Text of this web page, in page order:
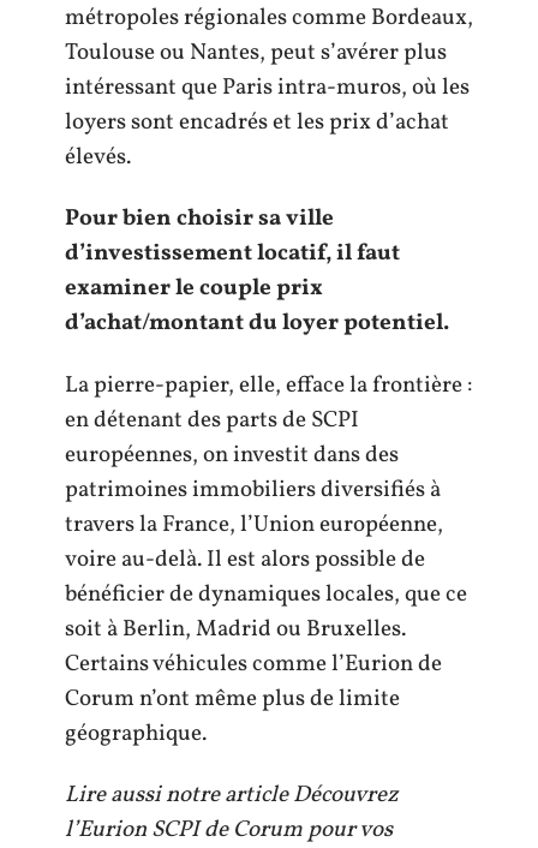
métropoles régionales comme Bordeaux,
Toulouse ou Nantes, peut s’avérer plus
intéressant que Paris intra-muros, où les
loyers sont encadrés et les prix d’achat
élevés.
Pour bien choisir sa ville
d’investissement locatif, il faut
examiner le couple prix
d’achat/montant du loyer potentiel.
La pierre-papier, elle, efface la frontière :
en détenant des parts de SCPI
européennes, on investit dans des
patrimoines immobiliers diversifiés à
travers la France, l’Union européenne,
voire au-delà. Il est alors possible de
bénéficier de dynamiques locales, que ce
soit à Berlin, Madrid ou Bruxelles.
Certains véhicules comme l’Eurion de
Corum n’ont même plus de limite
géographique.
Lire aussi notre article Découvrez
l’Eurion SCPI de Corum pour vos